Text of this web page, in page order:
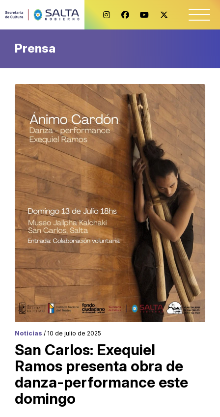
Prensa
Noticias / 10 de julio de 2025
San Carlos: Exequiel
Ramos presenta obra de
danza-performance este
domingo